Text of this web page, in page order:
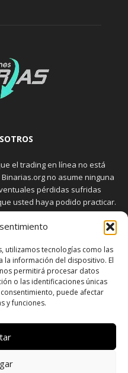
utilizamos tecnologías como las
la información del dispositivo. El
permitirá procesar datos
o las identificaciones únicas
puede afectar
y funciones.
el trading en línea no está
no asume ninguna
pérdidas sufridas
usted haya podido practicar.
binarias implica riesgos
aceptar estos riesgos, que
bursátiles.